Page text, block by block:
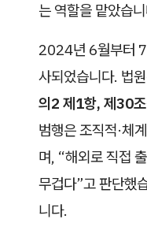
는 역할을 맡았습
2024년 6월부터
사되었습니다. 법
의2 제1항, 제30조
범행은 조직적·체
며, “해외로 직접
무겁다”고 판단했
니다.